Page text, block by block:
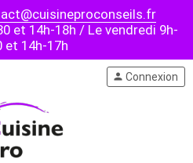
et 14h-18h / Le vendredi 9h-
et 14h-17h
person Connexion